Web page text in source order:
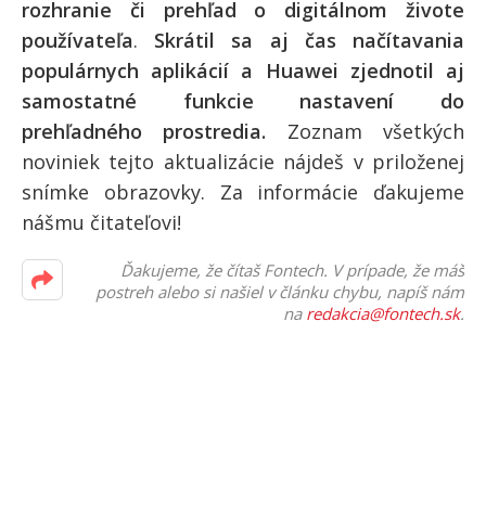
rozhranie či prehľad o digitálnom živote
používateľa. Skrátil sa aj čas načítavania
populárnych aplikácií a Huawei zjednotil aj
samostatné funkcie nastavení do
prehľadného prostredia. Zoznam všetkých
noviniek tejto aktualizácie nájdeš v priloženej
snímke obrazovky. Za informácie ďakujeme
nášmu čitateľovi!
Ďakujeme, že čítaš Fontech. V prípade, že máš
postreh alebo si našiel v článku chybu, napíš nám
na redakcia@fontech.sk.